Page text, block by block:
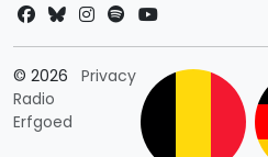
© 2026
Radio
Erfgoed
PrivacyLandkeuze